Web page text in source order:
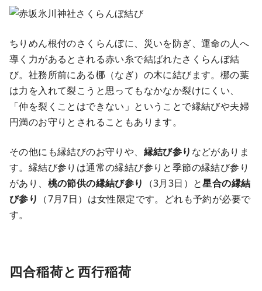
ちりめん根付のさくらんぼに、災いを防ぎ、運命の人へ
導く力があるとされる赤い糸で結ばれたさくらんぼ結
び。社務所前にある梛（なぎ）の木に結びます。梛の葉
は力を入れて裂こうと思ってもなかなか裂けにくい、
「仲を裂くことはできない」ということで縁結びや夫婦
円満のお守りとされることもあります。
その他にも縁結びのお守りや、 縁結び参り などがありま
す。縁結び参りは通常の縁結び参りと季節の縁結び参り
があり、 桃の節供の縁結び参り （3月3日）と星合の縁結
び参り （7月7日）は女性限定です。どれも予約が必要で
す。
四合稲荷と西行稲荷